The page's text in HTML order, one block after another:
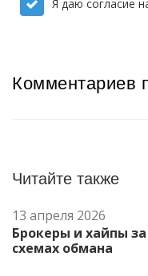
Я даю согласие
Комментариев
Читайте также
13 апреля 2026
Брокеры и хайпы
схемах обмана